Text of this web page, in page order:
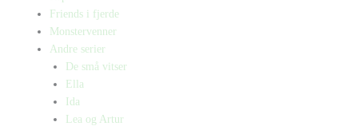
Friends i fjerde
Monstervenner
Andre serier
De små vitser
Ella
Ida
Lea og Artur